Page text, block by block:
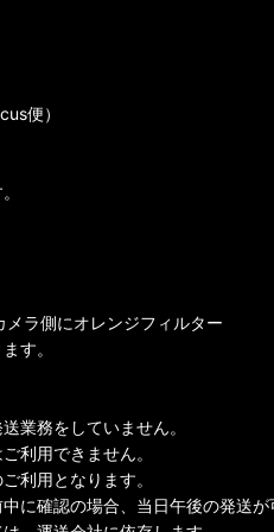
便）
ラ側にオレンジフィルター
す。
業務をしていません。
利用できません。
利用となります。
に確認の場合、当日午後の発送が